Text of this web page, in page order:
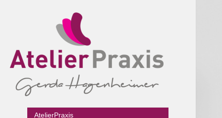
Atelier Praxis
Gerda Hagenheimer
AtelierPraxis